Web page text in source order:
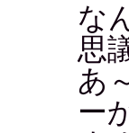
な
思
あ
ー